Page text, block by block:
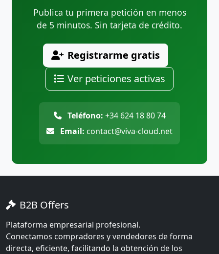
Publica tu primera petición en menos
de 5 minutos. Sin tarjeta de crédito.
Registrarme gratis
Ver peticiones activas
Teléfono: +34 624 18 80 74
Email: contact@viva-cloud.net
B2B Offers
Plataforma empresarial profesional.
Conectamos compradores y vendedores de forma
directa, eficiente, facilitando la obtención de los